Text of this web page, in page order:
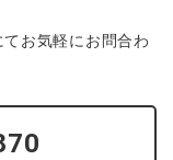
お気軽にお問合わ